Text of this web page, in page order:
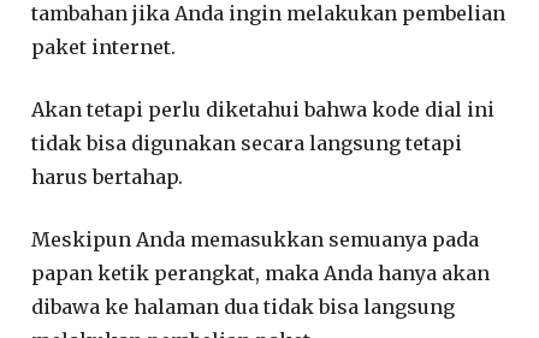
tambahan jika Anda ingin melakukan pembelian
paket internet.
Akan tetapi perlu diketahui bahwa kode dial ini
tidak bisa digunakan secara langsung tetapi
harus bertahap.
Meskipun Anda memasukkan semuanya pada
papan ketik perangkat, maka Anda hanya akan
dibawa ke halaman dua tidak bisa langsung